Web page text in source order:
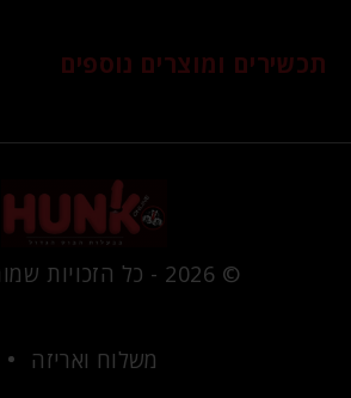
תכשירים ומוצרים נוספים
© 2026 - כל הזכויות שמורות.
משלוח ואריזה